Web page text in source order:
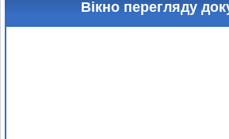
Вікно перегляду